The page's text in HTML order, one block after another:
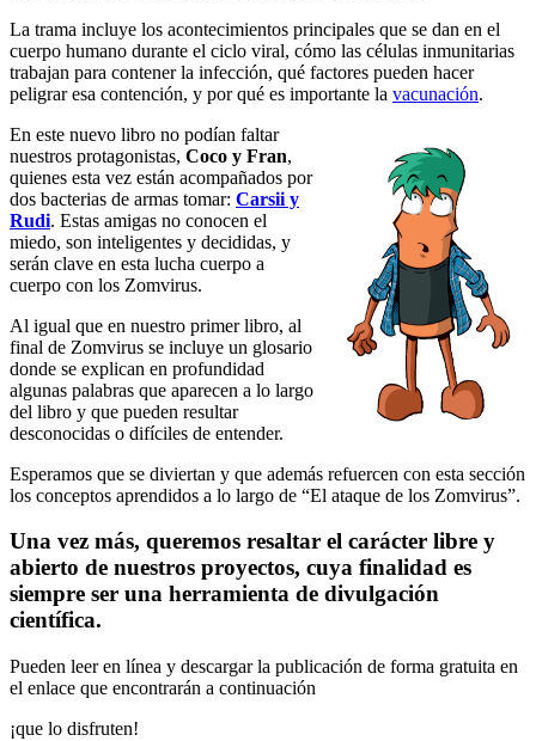
La trama incluye los acontecimientos principales que se dan en el
cuerpo humano durante el ciclo viral, cómo las células inmunitarias
trabajan para contener la infección, qué factores pueden hacer
peligrar esa contención, y por qué es importante la vacunación.
En este nuevo libro no podían faltar
nuestros protagonistas, Coco y Fran,
quienes esta vez están acompañados por
dos bacterias de armas tomar: Carsii y
Rudi. Estas amigas no conocen el
miedo, son inteligentes y decididas, y
serán clave en esta lucha cuerpo a
cuerpo con los Zomvirus.
Al igual que en nuestro primer libro, al
final de Zomvirus se incluye un glosario
donde se explican en profundidad
algunas palabras que aparecen a lo largo
del libro y que pueden resultar
desconocidas o difíciles de entender.
Esperamos que se diviertan y que además refuercen con esta sección
los conceptos aprendidos a lo largo de “El ataque de los Zomvirus”.
Una vez más, queremos resaltar el carácter libre y
abierto de nuestros proyectos, cuya finalidad es
siempre ser una herramienta de divulgación
científica.
Pueden leer en línea y descargar la publicación de forma gratuita en
el enlace que encontrarán a continuación
¡que lo disfruten!